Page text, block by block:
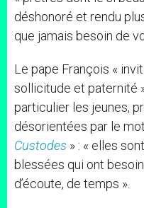
déshonoré et rendu
que jamais besoin de
Le pape François «
sollicitude et paternité
particulier les jeunes,
désorientées par le
Custodes » : « elles
blessées qui ont
d’écoute, de temps ».